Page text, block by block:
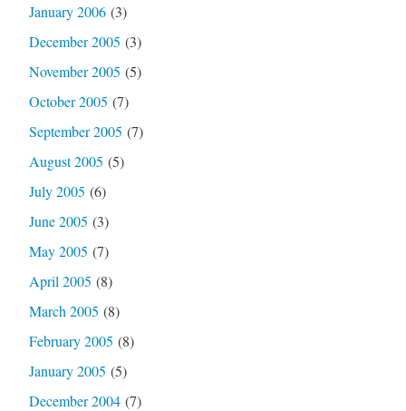
January 2006(3)
December 2005 (3)
November 2005 (5)
October 2005 (7)
September 2005 (7)
August 2005 (5)
July 2005 (6)
June 2005 (3)
May 2005 (7)
April 2005 (8)
March 2005 (8)
February 2005 (8)
January 2005 (5)
December 2004(7)